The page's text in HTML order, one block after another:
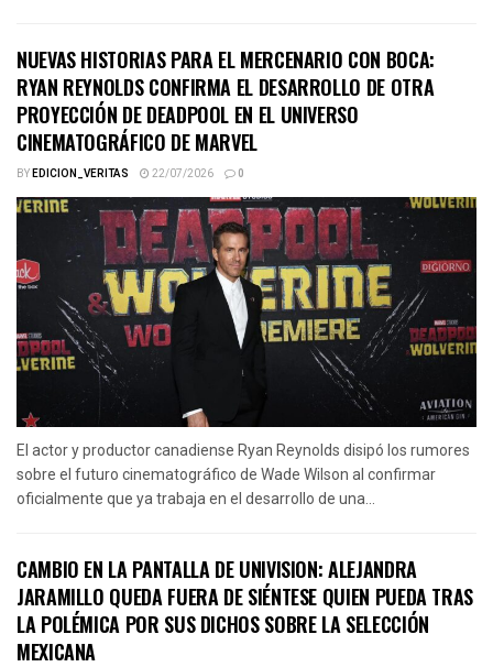
NUEVAS HISTORIAS PARA EL MERCENARIO CON BOCA:
RYAN REYNOLDS CONFIRMA EL DESARROLLO DE OTRA
PROYECCIÓN DE DEADPOOL EN EL UNIVERSO
CINEMATOGRÁFICO DE MARVEL
BYEDICION_VERITAS 22/07/2026 0
El actor y productor canadiense Ryan Reynolds disipó los rumores
sobre el futuro cinematográfico de Wade Wilson al confirmar
oficialmente que ya trabaja en el desarrollo de una...
CAMBIO EN LA PANTALLA DE UNIVISION: ALEJANDRA
JARAMILLO QUEDA FUERA DE SIÉNTESE QUIEN PUEDA TRAS
LA POLÉMICA POR SUS DICHOS SOBRE LA SELECCIÓN
MEXICANA